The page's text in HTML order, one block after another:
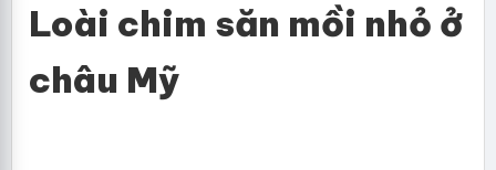
Loài chim săn mồi nhỏ ở
châu Mỹ